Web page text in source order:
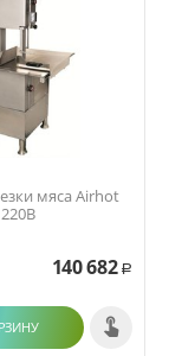
мяса Airhot
140 682 Р